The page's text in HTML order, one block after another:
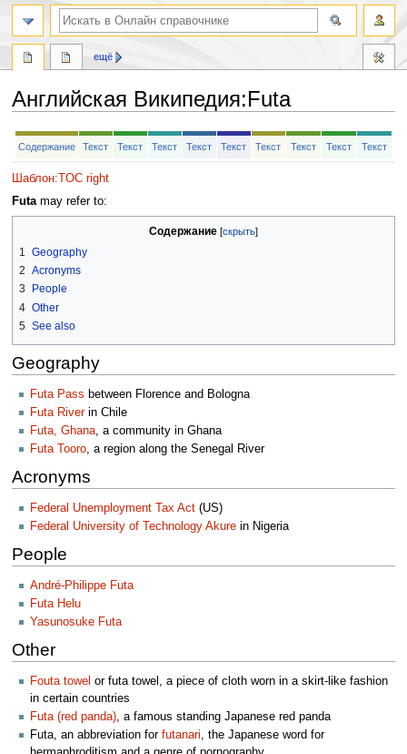
Английская Википедия:Futa
Перейти
Перейти
Содержание Текст Текст Текст Текст Текст Текст Текст Текст Текст
Шаблон:TOC right
Futamay refer to:
Содержание
1 Geography
2 Acronyms
3
People
4 Other
5 See also
Geography
Futa Pass between Florence and Bologna
Futa Riverin Chile
Futa, Ghana, a community in Ghana
Futa Tooro, a region along the Senegal River
Acronyms
Federal Unemployment Tax Act (US)
Federal University of Technology Akure in Nigeria
People
André-Philippe Futa
Futa Helu
Yasunosuke Futa
Other
Fouta towel or futa towel, a piece of cloth worn in a skirt-like fashion
in certain countries
Futa (red panda) , a famous standing Japanese red panda
Futa, an abbreviation for futanari, the Japanese word for
ещё